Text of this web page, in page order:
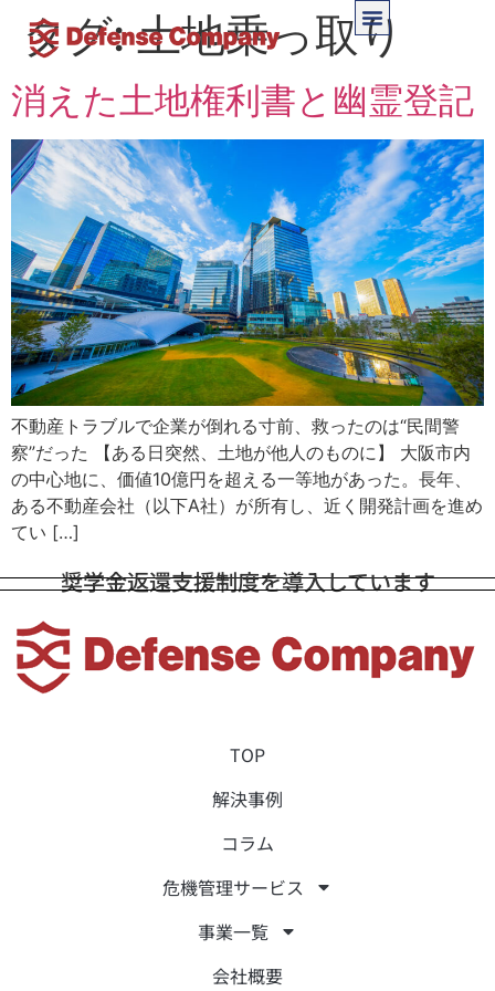
タグ:土地乗っ取り
消えた土地権利書と幽霊登記
不動産トラブルで企業が倒れる寸前、救ったのは“民間警
察”だった 【ある日突然、土地が他人のものに】 大阪市内
の中心地に、価値10億円を超える一等地があった。長年、
ある不動産会社（以下A社）が所有し、近く開発計画を進め
てい […]
奨学金返還支援制度を導入しています
TOP
解決事例
コラム
危機管理サービス
事業一覧
会社概要